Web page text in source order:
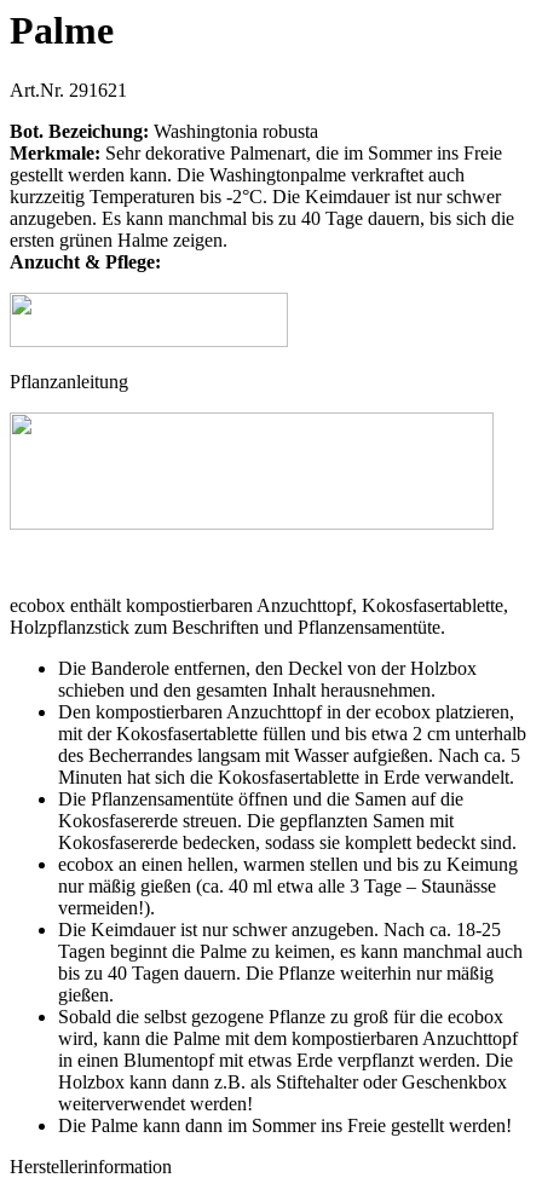
Palme
Art.Nr. 291621
Bot. Bezeichung: Washingtonia robusta
Merkmale: Sehr dekorative Palmenart, die im Sommer ins Freie
gestellt werden kann. Die Washingtonpalme verkraftet auch
kurzzeitig Temperaturen bis -2°C. Die Keimdauer ist nur schwer
anzugeben. Es kann manchmal bis zu 40 Tage dauern, bis sich die
ersten grünen Halme zeigen.
Anzucht & Pflege:
Pflanzanleitung
ecobox enthält kompostierbaren Anzuchttopf, Kokosfasertablette,
Holzpflanzstick zum Beschriften und Pflanzensamentüte.
Die Banderole entfernen, den Deckel von der Holzbox
schieben und den gesamten Inhalt herausnehmen.
Den kompostierbaren Anzuchttopf in der ecobox platzieren,
mit der Kokosfasertablette füllen und bis etwa 2 cm unterhalb
des Becherrandes langsam mit Wasser aufgießen. Nach ca. 5
Minuten hat sich die Kokosfasertablette in Erde verwandelt.
Die Pflanzensamentüte öffnen und die Samen auf die
Kokosfasererde streuen. Die gepflanzten Samen mit
Kokosfasererde bedecken, sodass sie komplett bedeckt sind.
ecobox an einen hellen, warmen stellen und bis zu Keimung
nur mäßig gießen (ca. 40 ml etwa alle 3 Tage – Staunässe
vermeiden!).
Die Keimdauer ist nur schwer anzugeben. Nach ca. 18-25
Tagen beginnt die Palme zu keimen, es kann manchmal auch
bis zu 40 Tagen dauern. Die Pflanze weiterhin nur mäßig
gießen.
Sobald die selbst gezogene Pflanze zu groß für die ecobox
wird, kann die Palme mit dem kompostierbaren Anzuchttopf
in einen Blumentopf mit etwas Erde verpflanzt werden. Die
Holzbox kann dann z.B. als Stiftehalter oder Geschenkbox
weiterverwendet werden!
Die Palme kann dann im Sommer ins Freie gestellt werden!
Herstellerinformation